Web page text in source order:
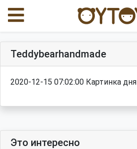
Teddybearhandmade
2020-12-15 07:02:00 Картинка дня
Это интересно